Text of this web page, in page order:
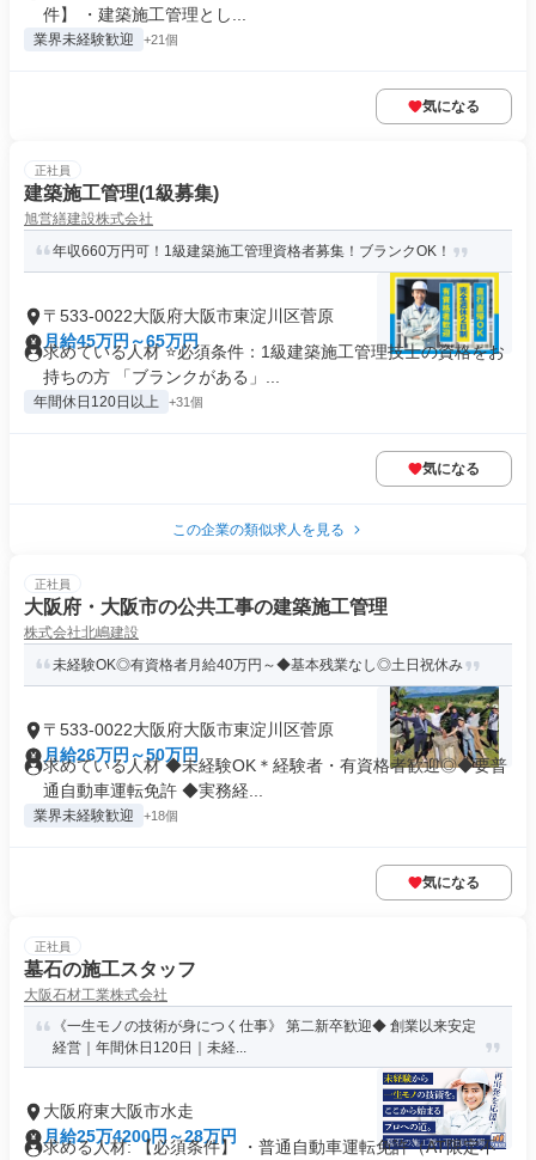
件】 ・建築施工管理とし...
業界未経験歓迎 +21個
気になる
正社員
建築施工管理(1級募集)
旭営繕建設株式会社
年収660万円可！1級建築施工管理資格者募集！ブランクOK！
〒533-0022大阪府大阪市東淀川区菅原
月給45万円～65万円
求めている人材 ⭐必須条件：1級建築施工管理技士の資格をお
持ちの方 「ブランクがある」...
年間休日120日以上 +31個
気になる
この企業の類似求人を見る
正社員
大阪府・大阪市の公共工事の建築施工管理
株式会社北嶋建設
未経験OK◎有資格者月給40万円～◆基本残業なし◎土日祝休み
〒533-0022大阪府大阪市東淀川区菅原
月給26万円～50万円
求めている人材 ◆未経験OK＊経験者・有資格者歓迎◎◆要普
通自動車運転免許 ◆実務経...
業界未経験歓迎 +18個
気になる
正社員
墓石の施工スタッフ
大阪石材工業株式会社
《一生モノの技術が身につく仕事》 第二新卒歓迎◆ 創業以来安定
経営｜年間休日120日｜未経...
大阪府東大阪市水走
月給25万4200円～28万円
求める人材: 【必須条件】 ・普通自動車運転免許（AT限定不